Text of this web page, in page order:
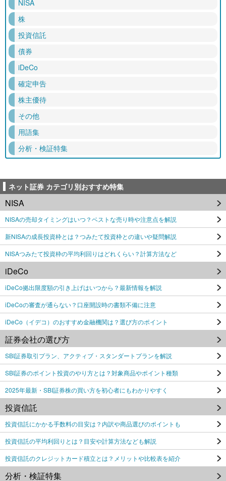
NISA
株
投資信託
債券
iDeCo
確定申告
株主優待
その他
用語集
分析・検証特集
ネット証券 カテゴリ別おすすめ特集
NISA
NISAの売却タイミングはいつ？ベストな売り時や注意点を解説
新NISAの成長投資枠とは？つみたて投資枠との違いや疑問解説
NISAつみたて投資枠の平均利回りはどれくらい？計算方法など
iDeCo
iDeCo拠出限度額の引き上げはいつから？最新情報を解説
iDeCoの審査が通らない？口座開設時の書類不備に注意
iDeCo（イデコ）のおすすめ金融機関は？選び方のポイント
証券会社の選び方
SBI証券取引プラン、アクティブ・スタンダートプランを解説
SBI証券のポイント投資のやり方とは？対象商品やポイント種類
2025年最新・SBI証券株の買い方を初心者にもわかりやすく
投資信託
投資信託にかかる手数料の目安は？内訳や商品選びのポイントも
投資信託の平均利回りとは？目安や計算方法なども解説
投資信託のクレジットカード積立とは？メリットや比較表を紹介
分析・検証特集